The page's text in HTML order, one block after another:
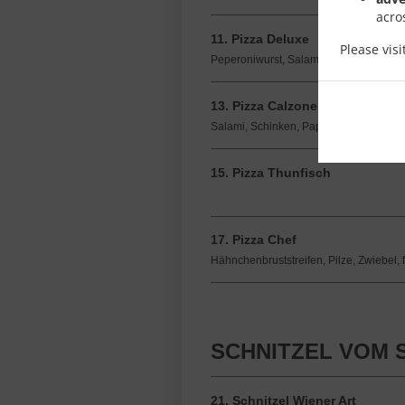
Please
11. Pizza Deluxe
Peperoniwurst, Salami, Pilze,
13. Pizza Calzone
Salami, Schinken, Paprika, Ei, Zwiebeln
15. Pizza Thunfisch
17. Pizza Chef
Hähnchenbruststreifen, Pilze, Zwiebel,
SCHNITZEL VOM
21. Schnitzel Wiener Art